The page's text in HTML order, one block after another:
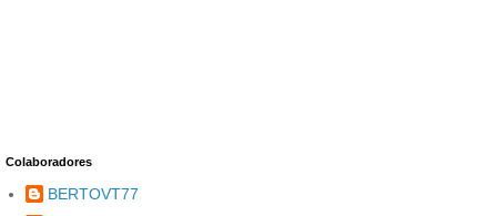
Colaboradores
BERTOVT77